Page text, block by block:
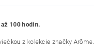
100 hodín.
z kolekcie značky Arôme.